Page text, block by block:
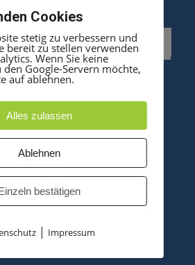
Cookies
stetig zu verbessern und
bereit zu stellen verwenden
Wenn Sie keine
Google-Servern möchte,
auf ablehnen.
Alles zulassen
Ablehnen
bestätigen
| Impressum